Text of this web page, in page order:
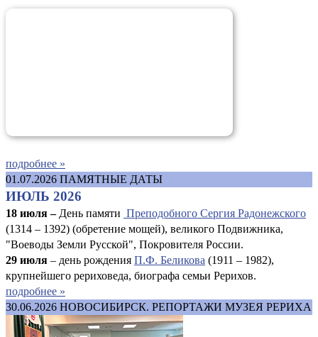
подробнее »
01.07.2026 ПАМЯТНЫЕ ДАТЫ
ИЮЛЬ 2026
18 июля – День памяти Преподобного Сергия Радонежского
(1314 – 1392) (обретение мощей), великого Подвижника,
"Воеводы Земли Русской", Покровителя России.
29 июля – день рождения П.Ф. Беликова (1911 – 1982),
крупнейшего рериховеда, биографа семьи Рерихов.
подробнее »
30.06.2026 НОВОСИБИРСК. РЕПОРТАЖИ МУЗЕЯ РЕРИХА